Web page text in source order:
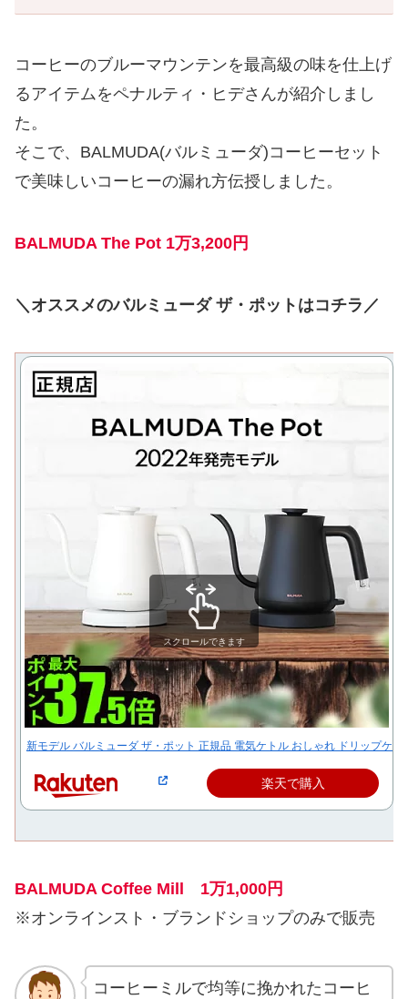
コーヒーのブルーマウンテンを最高級の味を仕上げ
るアイテムをペナルティ・ヒデさんが紹介しまし
た。
そこで、BALMUDA(バルミューダ)コーヒーセット
で美味しいコーヒーの漏れ方伝授しました。
BALMUDA The Pot 1万3,200円
＼オススメのバルミューダ ザ・ポットはコチラ／
新モデル バルミューダ ザ・ポット 正規品 電気ケトル おしゃれ ドリップケ
楽天で購入
スクロールできます
BALMUDA Coffee Mill 1万1,000円
※オンラインスト・ブランドショップのみで販売
コーヒーミルで均等に挽かれたコーヒ